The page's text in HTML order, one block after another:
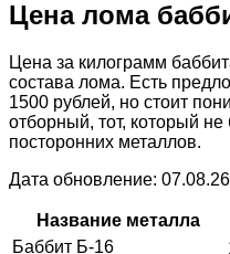
Цена лома
Цена за килограмм
состава лома. Есть
1500 рублей, но стоит
отборный, тот, который не
посторонних металлов.
Дата обновление: 07.08.26
Название металла
Баббит Б-16